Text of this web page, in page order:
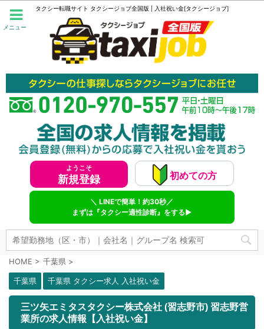
メニュー
タクシー転職サイト タクシージョブ全国版 | 入社祝い金[タクシージョブ]
ようこそ
新規登録 初めての方
＼ LINEで簡単！約30秒／
まずは『タクシー適性診断』をする▶
HOME > 千葉県 >
千葉県 千葉県 タクシー求人 入社祝い金
三ツ矢エミタスタクシー株式会社 (習志野市) 習志野営
業所の求人情報【入社祝い金】